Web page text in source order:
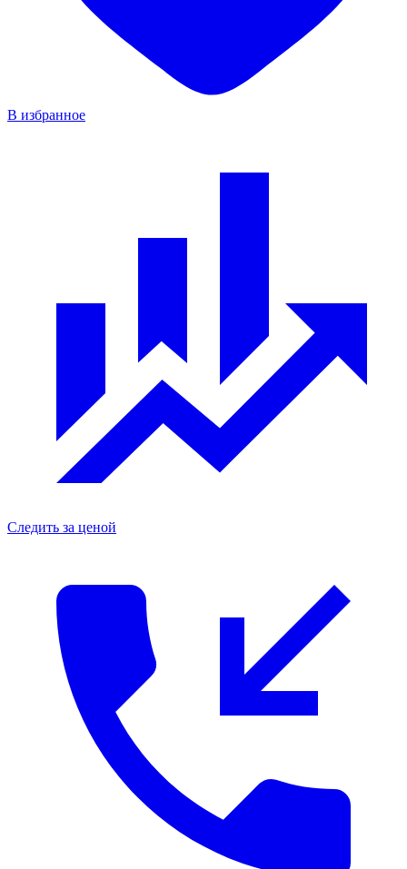
В избранное
Следить за ценой